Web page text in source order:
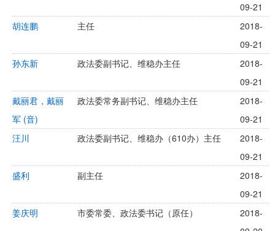
09-21
胡连鹏
主任
2018-
09-21
孙东新
政法委副书记、维稳办主任
2018-
09-21
戴丽君，戴丽
军 (音)
政法委常务副书记、维稳办主任
2018-
09-21
汪川
政法委副书记、维稳办（610办）主任
2018-
09-21
盛利
副主任
2018-
09-21
姜庆明
市委常委、政法委书记（原任）
2018-